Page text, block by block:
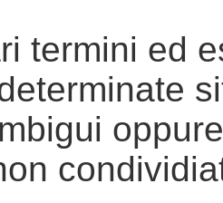
termini ed